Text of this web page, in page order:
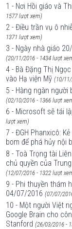
1 - Nơi Hồi giáo và
1577 lượt xem)
2 - Điều trần vụ ô
1371 lượt xem)
3 - Ngày nhà giáo
(20/11/2016 - 1434 lượt
4 - Bà Đặng Thị
vào Hạ viện Mỹ (10/
5 - Hàng ngàn người
(02/10/2016 - 1366 lượt
6 - Microsoft sẽ tái
lượt xem)
7 - ĐGH Phanxicô:
bom để phá hủy nội
8 - Toà Trọng tài
chủ quyền của
(12/07/2016 - 1322 lượt
9 - Phi thuyền thám
04/07/2016 (07/07/
10 - Một người Việt
Google Brain cho
Stanford (26/03/2016 -